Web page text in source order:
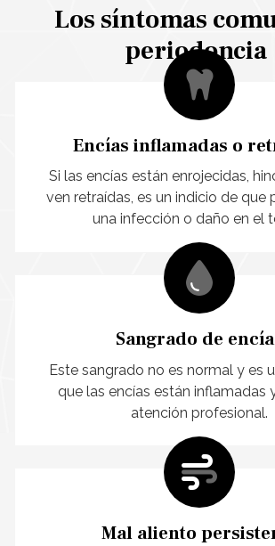
hueso dental. Además, también
que se centra en el tratamiento de las
interior del diente.
Los síntomas
periodoncia
Encías inflamadas o
Si las encías están enrojecidas,
ven retraídas, es un indicio de que
una infección o daño en el
Sangrado de
Este sangrado no es normal y es
que las encías están inflamadas
atención profesional.
Mal aliento